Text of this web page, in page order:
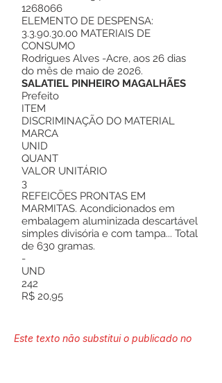
1268066
ELEMENTO DE DESPENSA:
3.3.90.30.00 MATERIAIS DE
CONSUMO
Rodrigues Alves -Acre, aos 26 dias
do mês de maio de 2026.
SALATIEL PINHEIRO MAGALHÃES
Prefeito
ITEM
DISCRIMINAÇÃO DO MATERIAL
MARCA
UNID
QUANT
VALOR UNITÁRIO
3
REFEICÕES PRONTAS EM
MARMITAS. Acondicionados em
embalagem aluminizada descartável
simples divisória e com tampa... Total
de 630 gramas.
-
UND
242
R$ 20,95
Este texto não substitui o publicado no